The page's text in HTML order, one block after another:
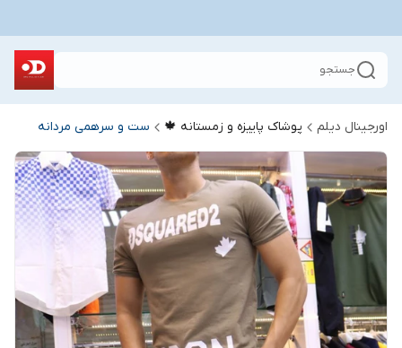
جستجو
اورجینال دیلم پوشاک پاییزه و زمستانه 🍁 ست و سرهمی مردانه